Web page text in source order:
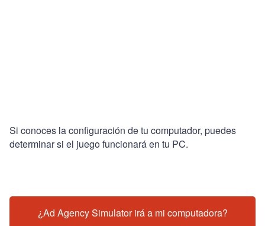
Si conoces la configuración de tu computador, puedes
determinar si el juego funcionará en tu PC.
¿Ad Agency Simulator irá a mi computadora?